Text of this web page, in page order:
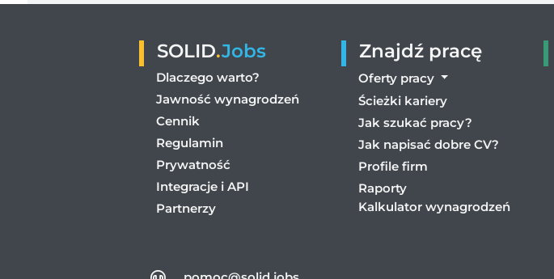
SOLID.Jobs
Dlaczego warto?
Jawność wynagrodzeń
Cennik
Regulamin
Prywatność
Integracje i API
Partnerzy
Znajdź pracę
Oferty pracy
Ścieżki kariery
Jak szukać pracy?
Jak napisać dobre CV?
Profile firm
Raporty
Kalkulator wynagrodzeń